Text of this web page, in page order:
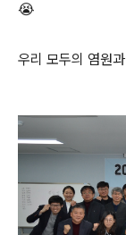
😭
우리 모두의 염원